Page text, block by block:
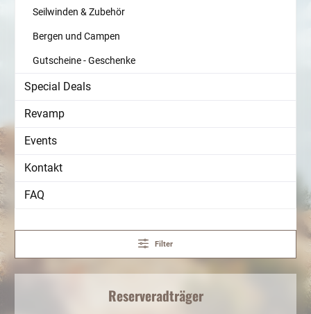
Seilwinden & Zubehör
Bergen und Campen
Gutscheine - Geschenke
Special Deals
Revamp
Events
Kontakt
FAQ
Filter
Reserveradträger